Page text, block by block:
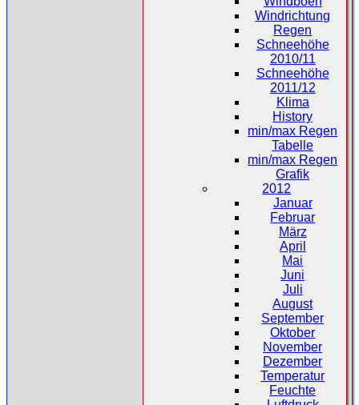
Windrichtung
Regen
Schneehöhe
2010/11
Schneehöhe
2011/12
Klima
History
min/max Regen
Tabelle
min/max Regen
Grafik
2012
Januar
Februar
März
April
Mai
Juni
Juli
August
September
Oktober
November
Dezember
Temperatur
Feuchte